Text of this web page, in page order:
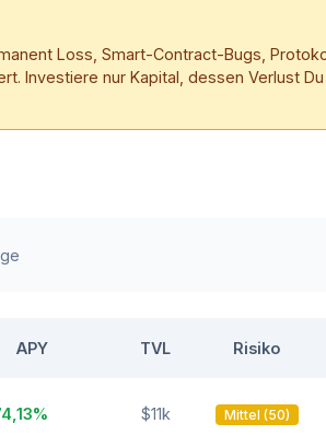
Loss, Smart-Contract-Bugs,
Investiere nur Kapital, dessen Verlust
APY TVL Risiko
$11k Mittel (50)